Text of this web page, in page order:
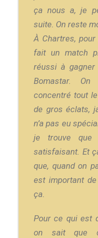
ça nous a, je
suite. On reste
À Chartres, pour
fait un match
réussi à
Bomastar.
concentré tout
de gros éclats,
n’a pas eu
je trouve que
satisfaisant. Et
que, quand on
est important
ça.
Pour ce qui est
on sait que